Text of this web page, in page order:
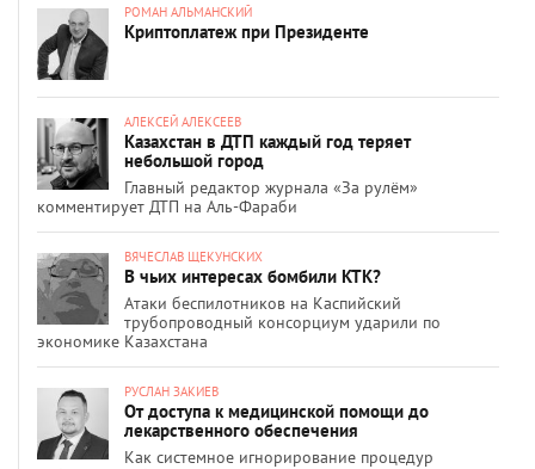
РОМАН АЛЬМАНСКИЙ
Криптоплатеж при Президенте
АЛЕКСЕЙ АЛЕКСЕЕВ
Казахстан в ДТП каждый год теряет
небольшой город
Главный редактор журнала «За рулём»
комментирует ДТП на Аль-Фараби
ВЯЧЕСЛАВ ЩЕКУНСКИХ
В чьих интересах бомбили КТК?
Атаки беспилотников на Каспийский
трубопроводный консорциум ударили по
экономике Казахстана
РУСЛАН ЗАКИЕВ
От доступа к медицинской помощи до
лекарственного обеспечения
Как системное игнорирование процедур